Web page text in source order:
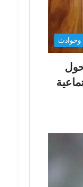
وحوادث